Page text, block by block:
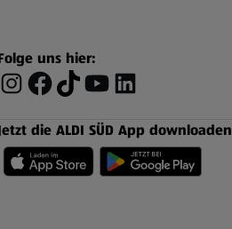
uns hier:
die ALDI SÜD App downloaden